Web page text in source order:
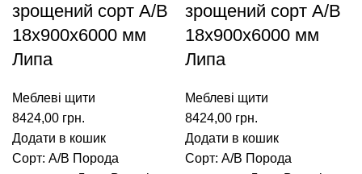
зрощений сорт А/В
18х900х6000 мм
Липа
Меблеві щити
8424,00 грн.
Додати в кошик
Сорт: А/В Порода
зрощений сорт А/В
18х900х6000 мм
Липа
Меблеві щити
8424,00 грн.
Додати в кошик
Сорт: А/В Порода